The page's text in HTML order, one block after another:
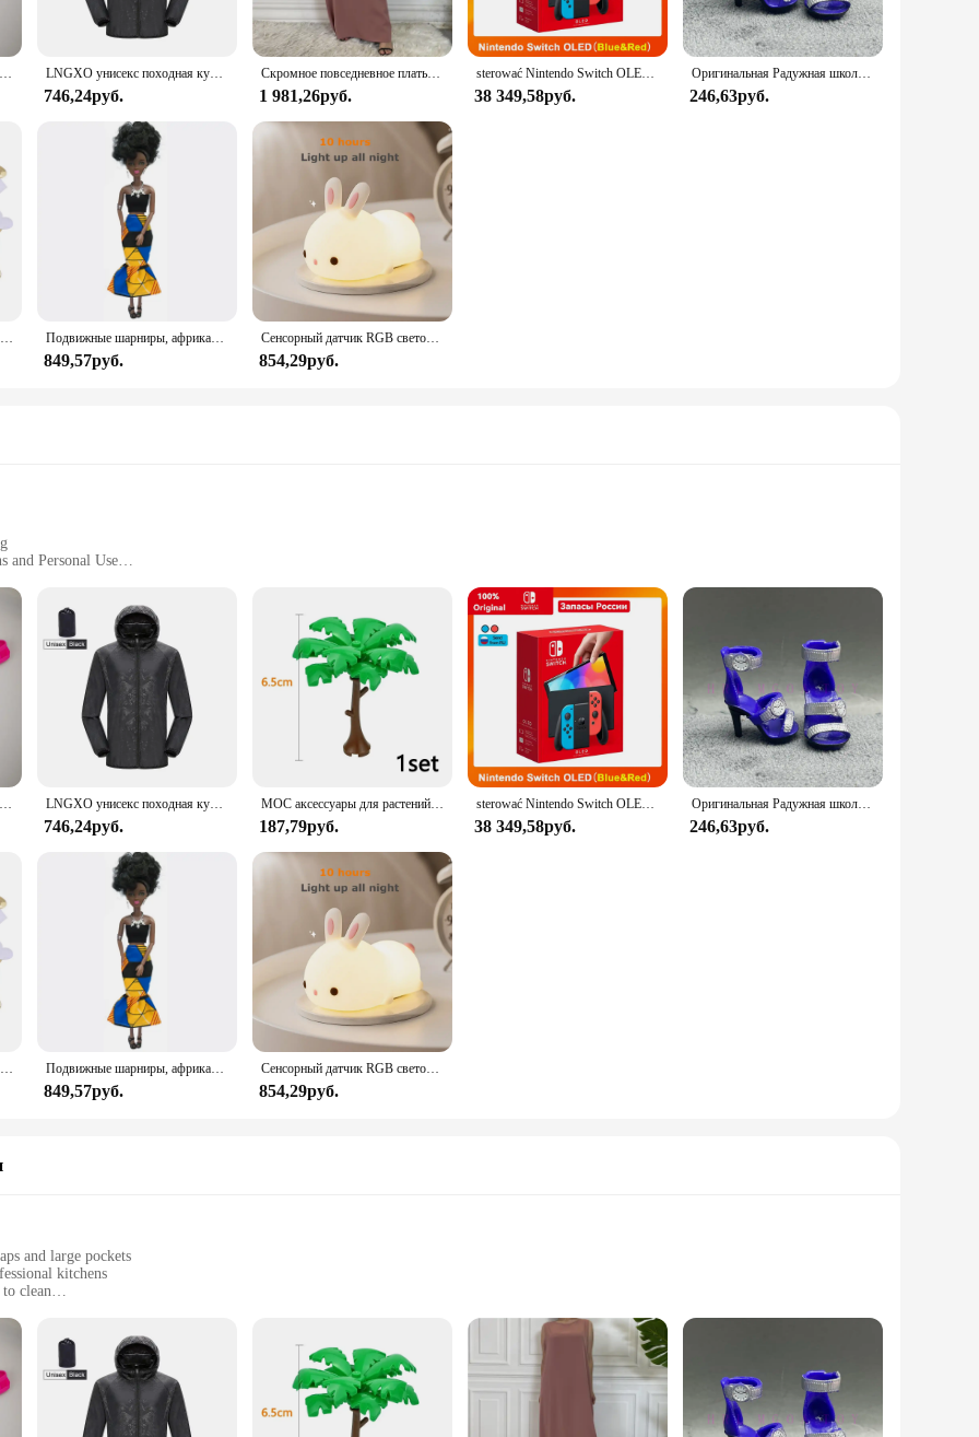
it's a tool for the modern chef. The apron's block constructors add a touch of style to its professional appearance, making it
sleek design is not only visually appealing but also functional, allowing for easy movement and unrestricted access to kitchen tools
or a professional chef, this apron is the perfect accessory to elevate your kitchen attire.
an investment in your business. As a wholesale product, it offers a high-quality option for vendors and suppliers looking to provide
it suitable for a variety of scenarios, from culinary schools to restaurants, ensuring that your customers receive a product that meets their
this apron is a smart choice for anyone looking to provide their staff with durable, stylish, and functional kitchen attire.
Крутое Мужское нижнее белье с пуговицами, сексуальное эротическое нижнее белье для мужчин, стринги для геев, Размеры M L XL LNGXO унисекс походная куртка для мужчин и женщин водонепроницаемая быстросохнущая ветровка для кемпинга треккинговая рыбалка дождевик уличная анти-УФ-одежда
746,24руб.
Скромное повседневное платье Abaya Femme, универсальное внутреннее платье без рукавов, мусульманское платье для женщин, халат макси, кафтан, марокканская исламская одежда
1 981,26руб.
sterować Nintendo Switch OLED-модель, белый набор, 7-дюймовый цветной экран, ручка Joy Con, улучшенная аудиорегулируема консоль, стабильный режим телевизора
38 349,58руб.
Оригинальная Радужная школьная кукла, можно выбрать обувь, каблук, сапоги, игрушки для девочек «сделай сам»
246,63руб.
100 шт., 35 мм, романтическая губка, атласная ткань, лепестки в форме сердца, свадебные конфетти, настольная кровать, лепестки в форме сердца, свадебное украшение на день Святого Валентина Подвижные шарниры, африканская черная кукла для американских кукол, аксессуары, тело Nudy с одеждой для Барби, игрушка для девочки, ролевая детская игрушка, подарок
849,57руб.
Сенсорный датчик RGB светодиодный ночник с кроликом, 16 цветов, USB перезаряжаемая силиконовая лампа в виде кролика для детей, детские игрушки, подарок на фестиваль
854,29руб.
and Personal Use
blend, ensuring both durability and comfort for chefs and cooks. Its robust fabric stands up to the rigors of daily use, while the soft
design is thoughtfully crafted to accommodate the needs of both professional and home cooks, making it a versatile addition to any
and style. The apron's spacious pockets are perfect for storing essential kitchen tools, recipe cards, or even personal items, keeping
make it an excellent choice for busy kitchens, as it can withstand spills and splatters, making cleanup a breeze. Its one-size-fits-
range of individuals, making it a practical choice for both vendors and suppliers looking to stock up on kitchen essentials.
a home cook preparing a meal for your family, the BOHARERS Chef Apron is designed to meet your needs. It's an excellent choice for
their customers. The apron's design is not only practical but also stylish, making it suitable for a variety of settings, from commercial
to-clean nature make it a practical choice for both daily use and special occasions.
Крутое Мужское нижнее белье с пуговицами, сексуальное эротическое нижнее белье для мужчин, стринги для геев, Размеры M L XL LNGXO унисекс походная куртка для мужчин и женщин водонепроницаемая быстросохнущая ветровка для кемпинга треккинговая рыбалка дождевик уличная анти-УФ-одежда
746,24руб.
MOC аксессуары для растений, кирпичи 3471 2435 6064 3778, городской дом, деревья, сосна, колючая кущ, зеленая трава, военные строительные кирпичи, игрушки
187,79руб.
sterować Nintendo Switch OLED-модель, белый набор, 7-дюймовый цветной экран, ручка Joy Con, улучшенная аудиорегулируема консоль, стабильный режим телевизора
38 349,58руб.
Оригинальная Радужная школьная кукла, можно выбрать обувь, каблук, сапоги, игрушки для девочек «сделай сам»
246,63руб.
100 шт., 35 мм, романтическая губка, атласная ткань, лепестки в форме сердца, свадебные конфетти, настольная кровать, лепестки в форме сердца, свадебное украшение на день Святого Валентина Подвижные шарниры, африканская черная кукла для американских кукол, аксессуары, тело Nudy с одеждой для Барби, игрушка для девочки, ролевая детская игрушка, подарок
849,57руб.
Сенсорный датчик RGB светодиодный ночник с кроликом, 16 цветов, USB перезаряжаемая силиконовая лампа в виде кролика для детей, детские игрушки, подарок на фестиваль
854,29руб.
and large pockets
kitchens
clean
demands of professional kitchens. Crafted from high-quality polyester, this apron offers superior durability and stain resistance, ensuring